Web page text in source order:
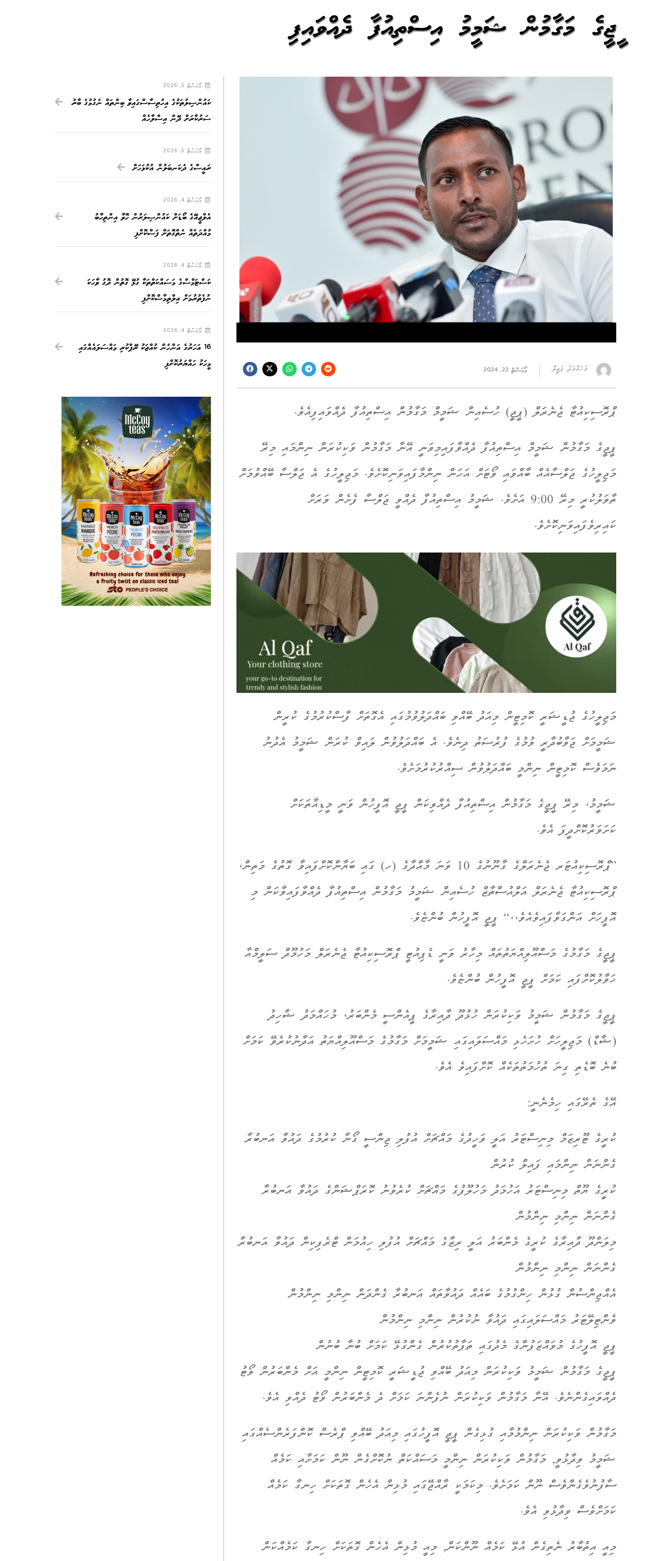
ޕީޖީގެ މަގާމުން ޝަމީމު އިސްތިއުފާ ދެއްވައިފި
މުހައްމަދު ފަޒީލް އޯގަސްޓް 22, 2024
ޕްރޮސިކިއުޓާ ޖެނެރަލް (ޕީޖީ) ހުސެއިން ޝަމީމް މަގާމުން އިސްތިއުފާ ދެއްވައިފިއެވެ.
ޕީޖީގެ މަގާމުން ޝަމީމް އިސްތިއުފާ ދެއްވާފައިިމިވަނީ އޭނާ މަގާމުން ވަކިކުރަން ނިންމައި މިރޭ
މަޖިލީހުގެ ޖަލްސާއެއް ބާއްވައި ވޯޓަށް އަހަން ނިންމާފައިވަނިކޮށެވެ. މަޖިލީހުގެ އެ ޖަލްސާ ބޭއްވުމަށް
ތާވަލުކުރީ މިރޭ 9:00 އަށެވެ. ޝަމީމު އިސްތިއުފާ ދެއްވީ ޖަލްސާ ފެށެން ވަރަށް
ކައިރިވެފައިވަނިކޮށެވެ.
މަޖިލީހުގެ ޖުޑީޝަރީ ކޮމިޓީން މިއަދު ބޭއްވި ބައްދަލުވުމުގައި އެގޮތަށް ފާސްކުރުމުގެ ކުރީން
ޝަމީމަށް ޖަވާބުދާރީ ވުމުގެ ފުރުސަތު ދިނެވެ. އެ ބައްދަލުވުން ލައިވް ކުރަން ޝަމީމު އެދުނު
ނަމަވެސް ކޮމިޓީން ނިންމީ ބައްދަލުވުން ސިއްރުކުރުމަށެވެ.
ޝަމީމު، މިރޭ ޕީޖީގެ މަގާމުން އިސްތިއުފާ ދެއްވިކަން ޕީޖީ އޮފީހުން ވަނީ މީޑިއާތަކަށް
ކަށަވަރުކޮށްދީފަ އެވެ.
”ޕްރޮސިކިއުޓަރ ޖެނެރަލްގެ ގާނޫނުގެ 10 ވަނަ މާއްދާގެ (ހ) ގައި ބަޔާންކޮށްފައިވާ ގޮތުގެ މަތިން،
ޕްރޮސިކިއުޓާ ޖެނެރަލް އަލްއުސްތާޒް ހުސެއިން ޝަމީމު މަގާމުން އިސްތިއުފާ ދެއްވާފައިވާކަން މި
އޮފީހަށް އަންގަވާފައިވެއެވެ،،“ ޕީޖީ އޮފީހުން ބުންޏެވެ.
ޕީޖީގެ މަގާމުގެ މަސްއޫލިއްޔަތުތައް މިހާރު ވަނީ ޑެޕިއުޓީ ޕްރޮސިކިއުޓާ ޖެނެރަލް މަހުމޫދް ސަލީމްއާ
ހަވާލުކޮށްފައި ކަމަށް ޕީޖީ އޮފީހުން ބުންޏެވެ.
ޕީޖީގެ މަގާމުން ޝަމީމު ވަކިކުރަން ހުޅުދޫ ދާއިރާގެ ޕީއެންސީ މެންބަރު، މުހައްމަދު ޝާހިދު
(ޝާޑް) މަޖިލީހަށް ހުށަހެޅި މައްސަލައިގައި ޝަމީމަށް މަގާމުގެ މަސްއޫލިއްޔަތު އަދާނުކުރެވޭ ކަމަށް
ބުނެ ބޮޑެތި ގިނަ ތުހުމަތުތަކެއް ކޮށްފައިވެ އެވެ.
އޭގެ ތެރޭގައި ހިމެނެނީ:
ކުރީގެ ޓޫރިޒަމް މިނިސްޓަރު އަލީ ވަހީދުގެ މައްޗަށް އުފުލި ޖިންސީ ގޯނާ ކުރުމުގެ ދައުވާ އަނބުރާ
ގެންނަން ނިންމައި ފައިލް ކުރުން
ކުރީގެ ޔޫތް މިނިސްޓަރު އަހުމަދު މަހުލޫފުގެ މައްޗަށް ކުރެވުނު ކޮރަޕްޝަންގެ ދައުވާ އަނބުރާ
ގެންނަން ނިންމި ނިންމުން
މިލަންދޫ ދާއިރާގެ ކުރީގެ މެންބަރު އަލީ ރިޒާގެ މައްޗަށް އުފުލި ހިއުމަން ޓްރެފިކިން ދައުވާ އަނބުރާ
ގެންނަން ނިންމި ނިންމުން
އެއްޖިންސުން ގުޅުން ހިންގުމުގެ ބައެއް ދައުވާތައް އަނބުރާ ގެންދަން ނިންމި ނިންމުން
ވެންޓިލޭޓަރު މައްސަލައިގައި ދައުވާ ނުކުރުން ނިންމި ނިންމުން
ޕީޖީ އޮފީހުގެ މުވައްޒަފުންގެ މެދުގައި ތަފާތުކުރުން ގެންގުޅޭ ކަމަށް ބުނާ ބުނުން
ޕީޖީގެ މަގާމުން ޝަމީމު ވަކިކުރަން މިއަދު ބޭއްވި ޖުޑީޝަރީ ކޮމިޓީން ނިންމީ އަށް މެންބަރުން ވޯޓު
ދެއްވައިގެންނެވެ. އޭނާ މަގާމުން ވަކިކުރަން ނުފެންނަ ކަމަށް ދެ މެންބަރުން ވޯޓު ދެއްވި އެވެ.
މަގާމުން ވަކިކުރަން ނިންމުމާއި ގުޅިގެން ޕީޖީ އޮފީހުގައި މިއަދު ބޭއްވި ޕްރެސް ކޮންފަރެންސެއްގައި
ޝަމީމު ވިދާޅުވީ, މަގާމުން ވަކިކުރަން ނިންމީ މަސައްކަތް ނުކޮށްގެން ނޫން ކަމަށާއި ކަމެއް
ސާފުނުވެގެންވެސް ނޫން ކަމަށެވެ. މިކަމަކީ ރާއްޖޭގައި މުޅިން އެހެން ގޮތަކަށް ހިނގާ ކަމެއް
ކަމަށްވެސް ވިދާޅުވި އެވެ.
މިއީ އިތުބާރު ނެތިގެން އުޅޭ ކަމެއް ނޫންކަން, މިއީ މުޅިން އެހެން ގޮތަކަށް ހިނގާ ކަމެއްކަން
އޯގަސްޓް 5, 2026
ކައުންސިލުތަކުގެ އިހުތިސާސްގައިވާ ބިންތައް ނެގުމުގެ ބާރު
ސަރުކާރަށް ދޭން އިސްލާހެއް
އޯގަސްޓް 5, 2026
ރައީސްގެ ދެކަނބަލުން އުކުޅަހަށް
އޯގަސްޓް 4, 2026
އެލްޖީއޭގެ ބޯޑަށް ކައުންސިލަރުން ހޮވާ އިންތިހާބު
މުއްދަތެއް ނެތްގޮތަށް ފަސްކޮށްފި
އޯގަސްޓް 4, 2026
ކަސްޓަމްސްގެ މަސައްކަތްތަކާ ގުޅޭ ގޮތުން ދޮގު ވާހަކަ
ނުފެތުރުމަށް އިލްތިމާސްކޮށްފި
އޯގަސްޓް 4, 2026
16 އަހަރުގެ އަންހެން ކުއްޖަކު ރޭޕްކުރި މައްސަލައެއްގައި
މީހަކު ހައްޔަރުކޮށްފި